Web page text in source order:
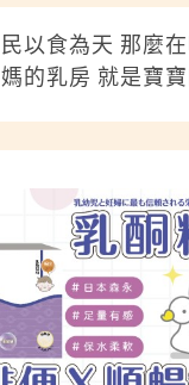
民以食為天 那麼
媽的乳房 就是寶